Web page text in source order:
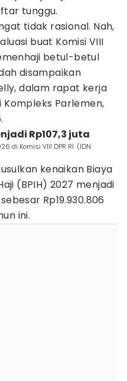
tunggu.
tidak rasional. Nah,
buat Komisi VIII
betul-betul
disampaikan
dalam rapat kerja
Kompleks Parlemen,
Rp107,3 juta
di Komisi VIII DPR RI. (IDN
kenaikan Biaya
(BPIH) 2027 menjadi
Rp19.930.806
ini.